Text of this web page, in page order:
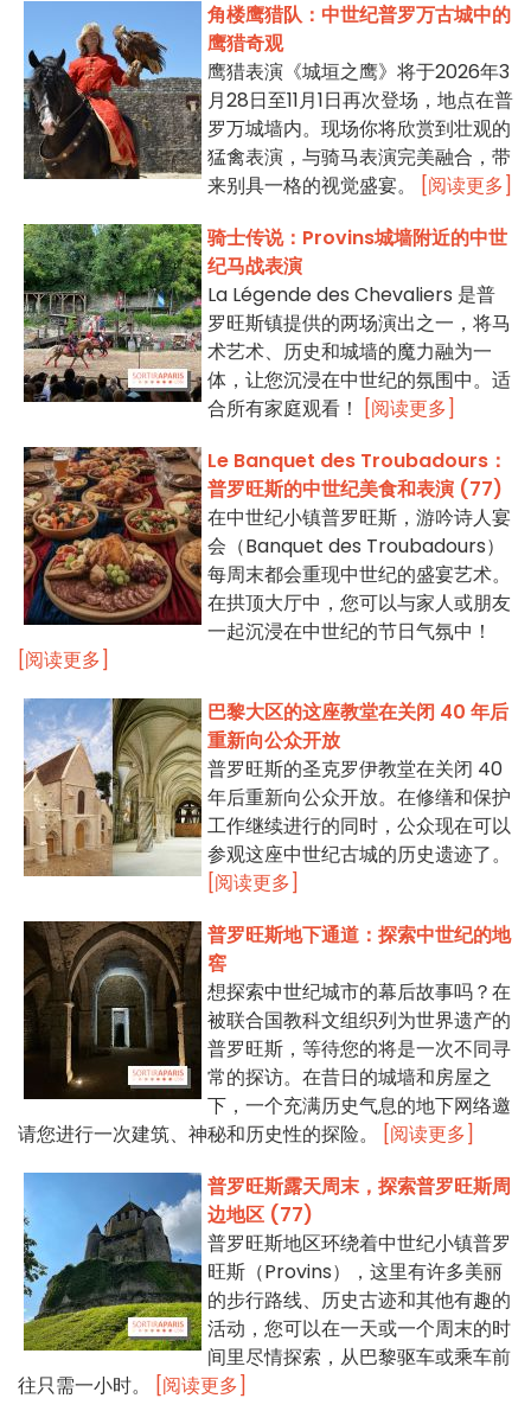
角楼鹰猎队：中世纪普罗万古城中的
鹰猎奇观
鹰猎表演《城垣之鹰》将于2026年3
月28日至11月1日再次登场，地点在普
罗万城墙内。现场你将欣赏到壮观的
猛禽表演，与骑马表演完美融合，带
来别具一格的视觉盛宴。
[阅读更多]
骑士传说：Provins城墙附近的中世
纪马战表演
La Légende des Chevaliers 是普
罗旺斯镇提供的两场演出之一，将马
术艺术、历史和城墙的魔力融为一
体，让您沉浸在中世纪的氛围中。适
合所有家庭观看！
[阅读更多]
Le Banquet des Troubadours：
普罗旺斯的中世纪美食和表演 (77)
在中世纪小镇普罗旺斯，游吟诗人宴
会（Banquet des Troubadours）
每周末都会重现中世纪的盛宴艺术。
在拱顶大厅中，您可以与家人或朋友
一起沉浸在中世纪的节日气氛中！
[阅读更多]
巴黎大区的这座教堂在关闭 40 年后
重新向公众开放
普罗旺斯的圣克罗伊教堂在关闭 40
年后重新向公众开放。在修缮和保护
工作继续进行的同时，公众现在可以
参观这座中世纪古城的历史遗迹了。
[阅读更多]
普罗旺斯地下通道：探索中世纪的地
窖
想探索中世纪城市的幕后故事吗？在
被联合国教科文组织列为世界遗产的
普罗旺斯，等待您的将是一次不同寻
常的探访。在昔日的城墙和房屋之
下，一个充满历史气息的地下网络邀
请您进行一次建筑、神秘和历史性的探险。
[阅读更多]
普罗旺斯露天周末，探索普罗旺斯周
边地区 (77)
普罗旺斯地区环绕着中世纪小镇普罗
旺斯（Provins），这里有许多美丽
的步行路线、历史古迹和其他有趣的
活动，您可以在一天或一个周末的时
间里尽情探索，从巴黎驱车或乘车前
往只需一小时。
[阅读更多]